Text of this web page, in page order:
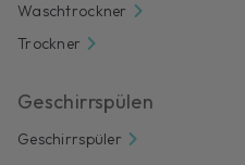
Waschtrockner
Trockner
Geschirrspülen
Geschirrspüler